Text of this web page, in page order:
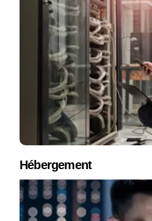
Hébergement